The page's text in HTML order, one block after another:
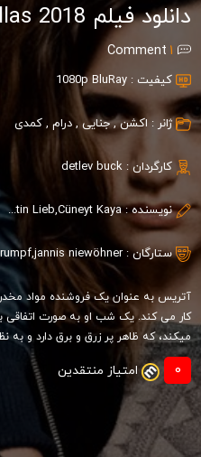
دانلود فیلم Asphaltgorillas 2018
1
Comment
کیفیت : 1080p BluRay
ژانر : اکشن,جنایی ,درام ,کمدی
کارگردان : detlev buck
نویسنده : Constantin Lieb,Cüneyt Kaya
ستارگان : ,jannis niewöhner
آتریس به عنوان یک فروشنده مواد مخدر
کار می کند. یک شب او به صورت اتفاقی
میکند، که ظاهر پر زرق و برق دارد و به
0 امتیاز منتقدین